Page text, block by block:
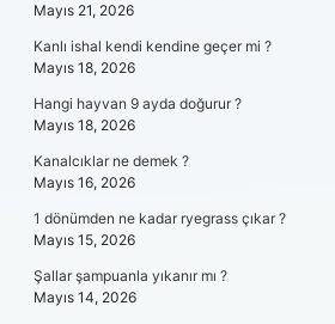
Mayıs 21, 2026
Kanlı ishal kendi kendine geçer mi ?
Mayıs 18, 2026
Hangi hayvan 9 ayda doğurur ?
Mayıs 18, 2026
Kanalcıklar ne demek ?
Mayıs 16, 2026
1 dönümden ne kadar ryegrass çıkar ?
Mayıs 15, 2026
Şallar şampuanla yıkanır mı ?
Mayıs 14, 2026